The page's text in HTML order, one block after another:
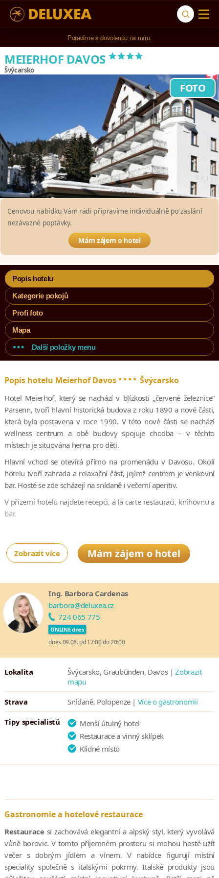
Poradíme s dovolenou na míru.
MEIERHOF DAVOS****
Švýcarsko
FOTO
Cenovou nabídku Vám rádi připravíme individuálně po zaslání
nezávazné poptávky.
Mám zájem o hotel
Popis hotelu
Kategorie pokojů
Profi foto
Mapa
Další položky menu
Popis hotelu Meierhof Davos**** Švýcarsko
Hotel Meierhof, který se nachází v blízkosti „červené železnice“
Parsenn, tvoří hlavní historická budova z roku 1890 a nové části,
která byla postavena v roce 1990. V této nové části se nachází
wellness centrum a obě budovy spojuje chodba – v těchto
místech je situována herna pro děti.
Hlavní vchod se otevírá přímo na promenádu v Davosu. Okolí
hotelu tvoří zahrada a relaxační část, jejímž centrem je venkovní
bar. Hosté se zde scházejí na snídaně i večerní aperitiv.
V přízemí hotelu najdete recepci, á la carte restauraci, knihovnu a
bar.
Zobrazit více Mám zájem o hotel
Ing. Barbora Cardenas
barbora@deluxea.cz
724 065 775
ONLINE dnes
dnes 09.08. od 17:00 do 20:00
Lokalita Švýcarsko, Graubünden, Davos |Zobrazit
mapu
Strava Snídaně, Polopenze | Více o gastronomii
Tipy specialistů
Menší útulný hotel
Restaurace a vinný sklípek
Klidné místo
Gastronomie a hotelové restaurace
Restauracesi zachovává elegantní a alpský styl, který vyvolává
vůně borovic. V tomto příjemném prostoru si mohou hosté užít
večer s dobrým jídlem a vínem. V nabídce figurují místní
speciality společně s italskými pokrmy. Italské produkty jsou